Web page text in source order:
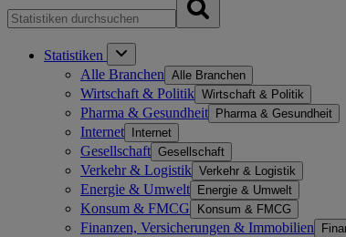
Statistiken
Alle Branchen Alle Branchen
Wirtschaft & Politik Wirtschaft & Politik
Pharma & Gesundheit Pharma & Gesundheit
Internet Internet
Gesellschaft Gesellschaft
Verkehr & Logistik Verkehr & Logistik
Energie & Umwelt Energie & Umwelt
Konsum & FMCG Konsum & FMCG
Finanzen, Versicherungen & Immobilien